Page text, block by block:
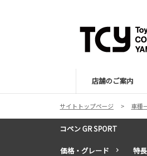
店舗のご案内
サイトトップページ 車種
コペン GR SPORT
価格・グレード 特長